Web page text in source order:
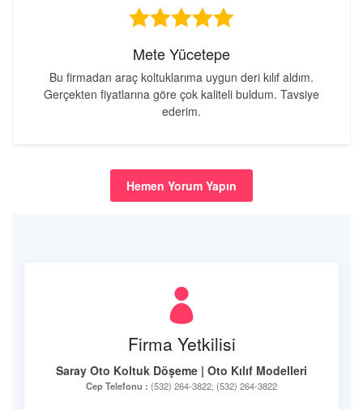
Mete Yücetepe
Bu firmadan araç koltuklarıma uygun deri kılıf aldım.
Gerçekten fiyatlarına göre çok kaliteli buldum. Tavsiye
ederim.
Hemen Yorum Yapın
Firma Yetkilisi
Saray Oto Koltuk Döşeme | Oto Kılıf Modelleri
Cep Telefonu : (532) 264-3822, (532) 264-3822